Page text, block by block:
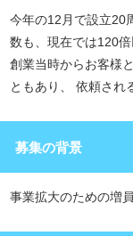
今年の12月で設立20
数も、現在では120倍
創業当時からお客様
ともあり、 依頼され
募集の背景
事業拡大のための増